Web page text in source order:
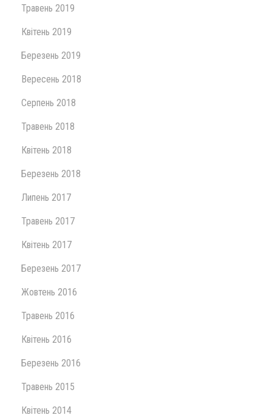
Травень 2019
Квітень 2019
Березень 2019
Вересень 2018
Серпень 2018
Травень 2018
Квітень 2018
Березень 2018
Липень 2017
Травень 2017
Квітень 2017
Березень 2017
Жовтень 2016
Травень 2016
Квітень 2016
Березень 2016
Травень 2015
Квітень 2014